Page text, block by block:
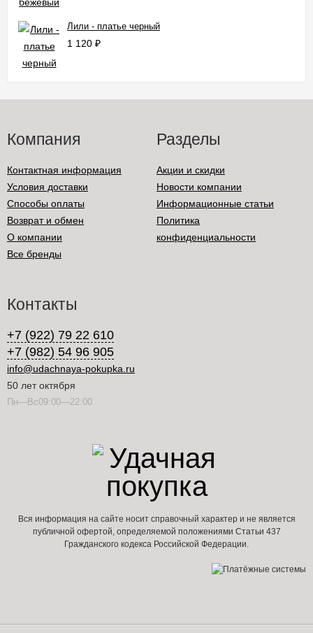
Лили - платье черный
1 120 ₽
Компания
Контактная информация
Условия доставки
Способы оплаты
Возврат и обмен
О компании
Все бренды
Разделы
Акции и скидки
Новости компании
Информационные статьи
Политика
конфиденциальности
Контакты
+7 (922) 79 22 610
+7 (982) 54 96 905
info@udachnaya-pokupka.ru
50 лет октября
Пн—Вс09:00—22:00
Вся информация на сайте носит справочный характер и не является
публичной офертой, определяемой положениями Статьи 437
Гражданского кодекса Российской Федерации.